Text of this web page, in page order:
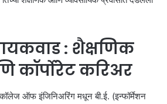
: शैक्षणिक
कॉर्पोरेट करिअर
कॉलेज ऑफ इंजिनिअरिंग मधून बी.ई. (इन्फॉर्मेशन